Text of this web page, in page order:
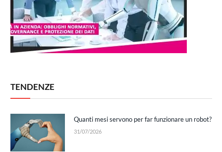
TENDENZE
Quanti mesi servono per far funzionare un robot?
31/07/2026